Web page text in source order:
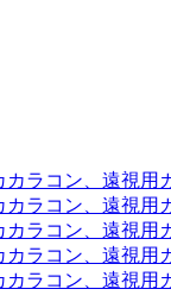
ラコン、遠視
ラコン、遠視用
ラコン、遠視
ラコン、遠視
ラコン、遠視用